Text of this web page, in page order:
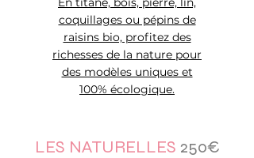
coquillages ou pépins de
raisins bio, profitez des
richesses de la nature pour
des modèles uniques et
100% écologique.
LES NATURELLES 250€